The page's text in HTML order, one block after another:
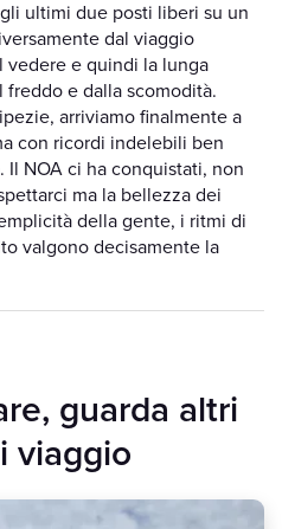
ultimi due posti liberi su un
dal viaggio
vedere e quindi la lunga
freddo e dalla scomodità.
arriviamo finalmente a
con ricordi indelebili ben
Il NOA ci ha conquistati, non
ma la bellezza dei
della gente, i ritmi di
valgono decisamente la
guarda altri
viaggio